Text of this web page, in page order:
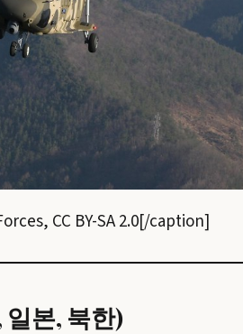
CC BY-SA 2.0[/caption]
본, 북한)